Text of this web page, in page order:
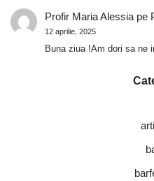
Profir Maria Alessiape
12 aprilie, 2025
Buna ziua !Am dori sa ne